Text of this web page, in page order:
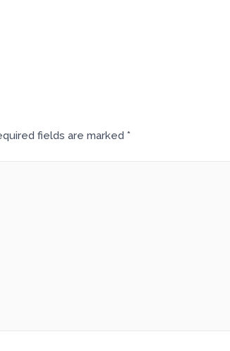
fields are marked*